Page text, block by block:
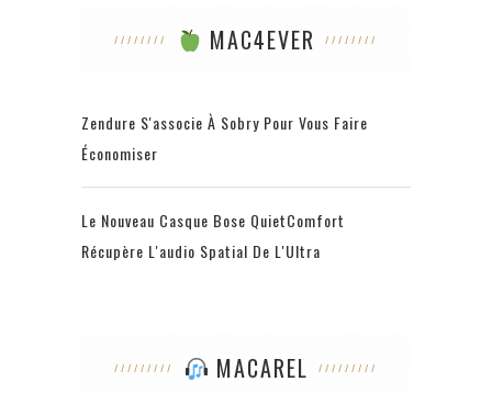
MAC4EVER
Zendure S'associe À Sobry Pour Vous Faire
Économiser
Le Nouveau Casque Bose QuietComfort
Récupère L'audio Spatial De L'Ultra
MACAREL